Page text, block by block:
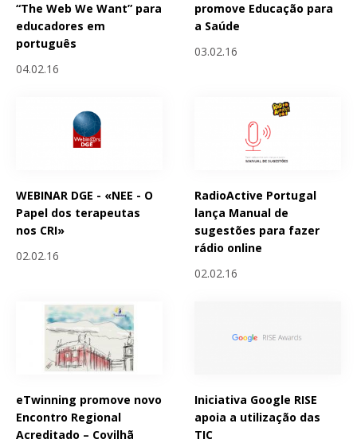
“The Web We Want” para
educadores em
português
04.02.16
promove Educação para
a Saúde
03.02.16
WEBINAR DGE - «NEE - O
Papel dos terapeutas
nos CRI»
02.02.16
RadioActive Portugal
lança Manual de
sugestões para fazer
rádio online
02.02.16
eTwinning promove novo
Encontro Regional
Acreditado – Covilhã
Iniciativa Google RISE
apoia a utilização das
TIC